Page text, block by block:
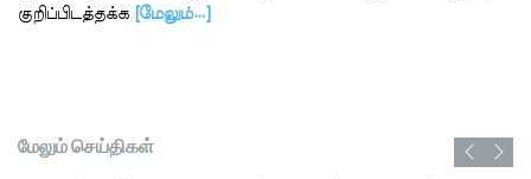
குறிப்பிடத்தக்க [மேலும்…]
மேலும் செய்திகள்